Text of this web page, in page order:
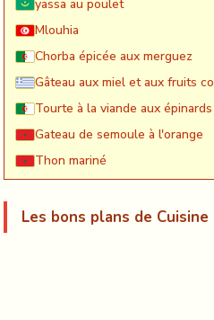
yassa au poulet
Mlouhia
Chorba épicée aux merguez
Gâteau aux miel et aux fruits
Tourte à la viande aux
Gateau de semoule à l'orange
Thon mariné
Les bons plans de